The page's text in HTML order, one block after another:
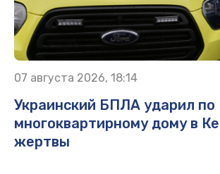
07 августа 2026, 18:14
Украинский БПЛА ударил по
многоквартирному дому в
жертвы